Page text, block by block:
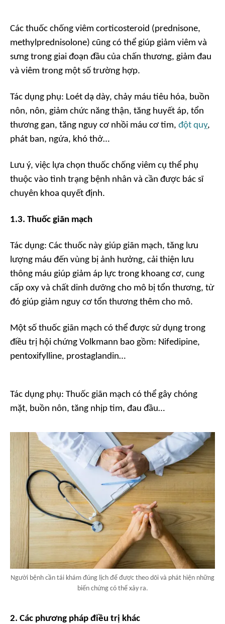
Các thuốc chống viêm corticosteroid (prednisone,
methylprednisolone) cũng có thể giúp giảm viêm và
sưng trong giai đoạn đầu của chấn thương, giảm đau
và viêm trong một số trường hợp.
Tác dụng phụ: Loét dạ dày, chảy máu tiêu hóa, buồn
nôn, nôn, giảm chức năng thận, tăng huyết áp, tổn
thương gan, tăng nguy cơ nhồi máu cơ tim, đột quỵ,
phát ban, ngứa, khó thở…
Lưu ý, việc lựa chọn thuốc chống viêm cụ thể phụ
thuộc vào tình trạng bệnh nhân và cần được bác sĩ
chuyên khoa quyết định.
1.3. Thuốc giãn mạch
Tác dụng: Các thuốc này giúp giãn mạch, tăng lưu
lượng máu đến vùng bị ảnh hưởng, cải thiện lưu
thông máu giúp giảm áp lực trong khoang cơ, cung
cấp oxy và chất dinh dưỡng cho mô bị tổn thương, từ
đó giúp giảm nguy cơ tổn thương thêm cho mô.
Một số thuốc giãn mạch có thể được sử dụng trong
điều trị hội chứng Volkmann bao gồm: Nifedipine,
pentoxifylline, prostaglandin…
Tác dụng phụ: Thuốc giãn mạch có thể gây chóng
mặt, buồn nôn, tăng nhịp tim, đau đầu…
Người bệnh cần tái khám đúng lịch để được theo dõi và phát hiện những
biến chứng có thể xảy ra.
2. Các phương pháp điều trị khác